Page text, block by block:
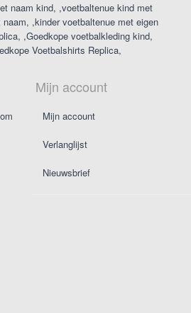
naam kind ,voetbaltenue kind met
,kinder voetbaltenue met eigen
,Goedkope voetbalkleding kind
Voetbalshirts Replica
Mijn account
Mijn account
Verlanglijst
Nieuwsbrief